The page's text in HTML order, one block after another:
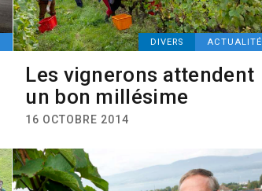
DIVERS ACTUALITÉ
Les vignerons attendent
un bon millésime
16 OCTOBRE 2014